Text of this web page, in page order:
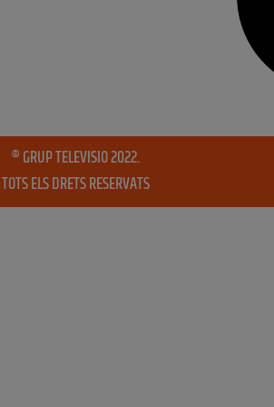
® GRUP TELEVISIO 2022.
TOTS ELS DRETS RESERVATS